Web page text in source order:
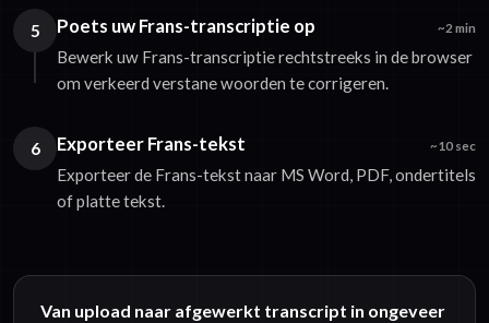
5 Poets uw Frans-transcriptie op ~2 min
Bewerk uw Frans-transcriptie rechtstreeks in de browser
om verkeerd verstane woorden te corrigeren.
6 Exporteer Frans-tekst ~10 sec
Exporteer de Frans-tekst naar MS Word, PDF, ondertitels
of platte tekst.
Van upload naar afgewerkt transcript in ongeveer